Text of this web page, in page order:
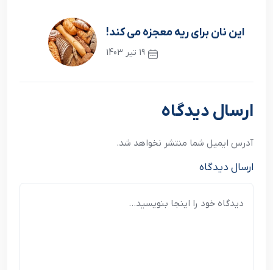
این نان برای ریه معجزه می کند!
19 تیر 1403
ارسال دیدگاه
آدرس ایمیل شما منتشر نخواهد شد.
ارسال دیدگاه